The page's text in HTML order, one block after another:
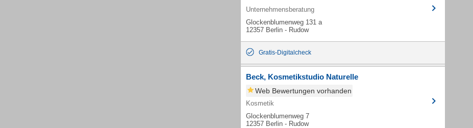
Unternehmensberatung
Glockenblumenweg 131 a
12357 Berlin - Rudow
Gratis-Digitalcheck
Beck, Kosmetikstudio Naturelle
Web Bewertungen vorhanden
Kosmetik
Glockenblumenweg 7
12357 Berlin - Rudow